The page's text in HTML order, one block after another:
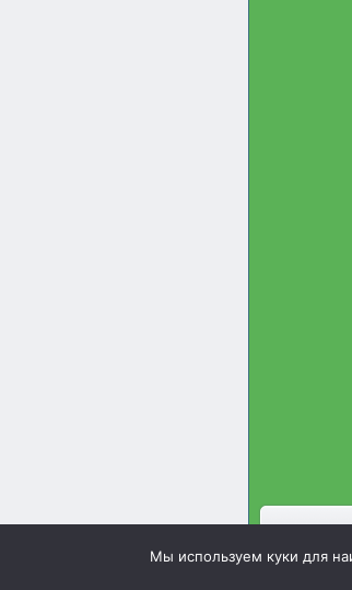
Мы используем куки для